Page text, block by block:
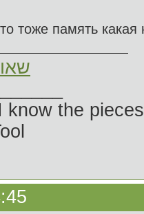
тоже память какая
know the